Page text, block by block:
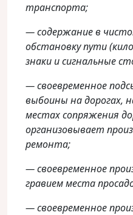
транспорта;
— содержание в
обстановку пути
знаки и сигнальные
— своевременное
выбоины на дорогах,
местах сопряжения
организовывает
ремонта;
— своевременное
гравием места
— своевременное